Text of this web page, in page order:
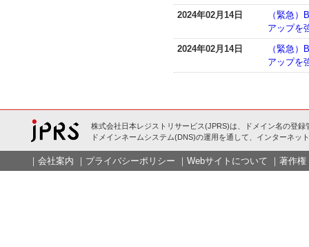
2024年02月14日
（緊急
アップを
2024年02月14日
（緊急
アップを
株式会社日本レジストリサービス(JPRS)は、ドメイン名の登録
ドメインネームシステム(DNS)の運用を通して、インターネッ
｜ 会社案内 ｜ プライバシーポリシー ｜ Webサイトについて ｜ 著作権